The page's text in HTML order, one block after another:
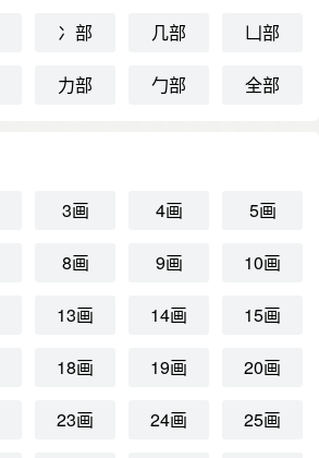
冫部 几部 凵部
力部 勹部 全部
3画 4画 5画
8画 9画 10画
13画 14画 15画
18画 19画 20画
23画 24画 25画